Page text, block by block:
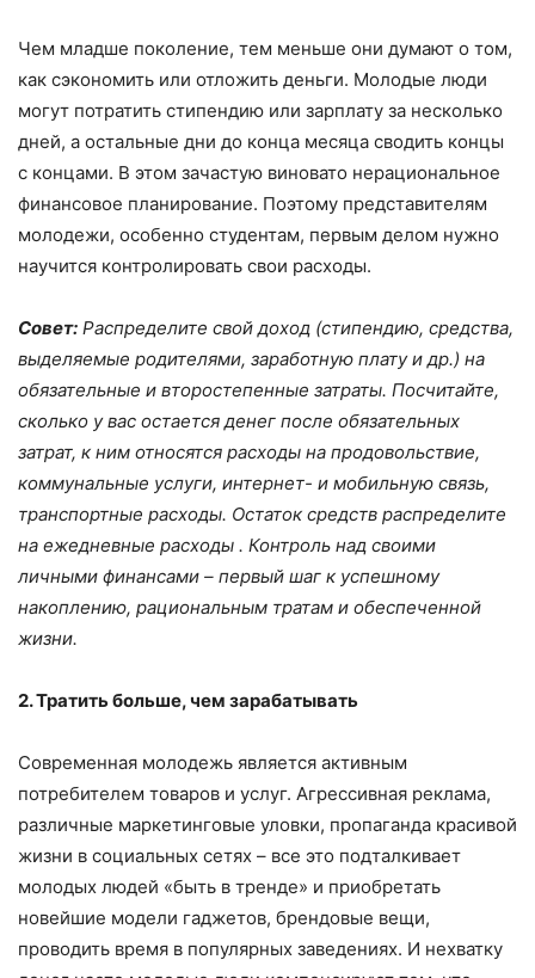
Чем младше поколение, тем меньше они думают о том,
как сэкономить или отложить деньги. Молодые люди
могут потратить стипендию или зарплату за несколько
дней, а остальные дни до конца месяца сводить концы
с концами. В этом зачастую виновато нерациональное
финансовое планирование. Поэтому представителям
молодежи, особенно студентам, первым делом нужно
научится контролировать свои расходы.
Совет: Распределите свой доход (стипендию, средства,
выделяемые родителями, заработную плату и др.) на
обязательные и второстепенные затраты. Посчитайте,
сколько у вас остается денег после обязательных
затрат, к ним относятся расходы на продовольствие,
коммунальные услуги, интернет- и мобильную связь,
транспортные расходы. Остаток средств распределите
на ежедневные расходы . Контроль над своими
личными финансами – первый шаг к успешному
накоплению, рациональным тратам и обеспеченной
жизни.
2. Тратить больше, чем зарабатывать
Современная молодежь является активным
потребителем товаров и услуг. Агрессивная реклама,
различные маркетинговые уловки, пропаганда красивой
жизни в социальных сетях – все это подталкивает
молодых людей «быть в тренде» и приобретать
новейшие модели гаджетов, брендовые вещи,
проводить время в популярных заведениях. И нехватку